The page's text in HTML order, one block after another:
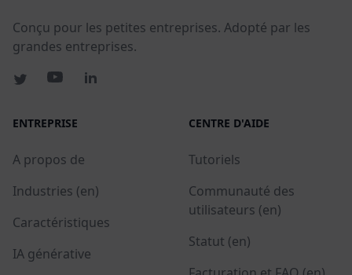
Conçu pour les petites entreprises. Adopté par les
grandes entreprises.
ENTREPRISE
A propos de
Industries (en)
Caractéristiques
IA générative
CENTRE D'AIDE
Tutoriels
Communauté des
utilisateurs (en)
Statut (en)